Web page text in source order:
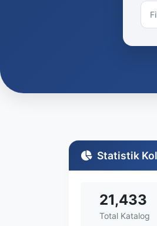
Statistik
21,433
Total Katalog